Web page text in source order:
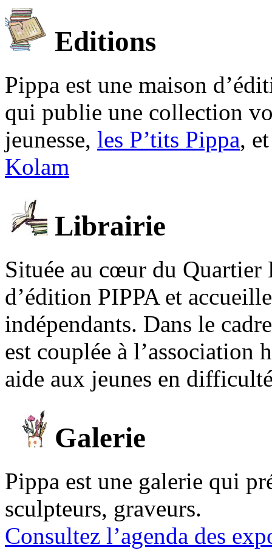
Editions
Pippa est une maison
qui publie une collection
jeunesse, les P’tits Pippa,
Kolam
Librairie
Située au cœur du Quartier
d’édition PIPPA et
indépendants. Dans le
est couplée à l’association
aide aux jeunes en
Galerie
Pippa est une galerie qui
sculpteurs, graveurs.
Consultez l’agenda des